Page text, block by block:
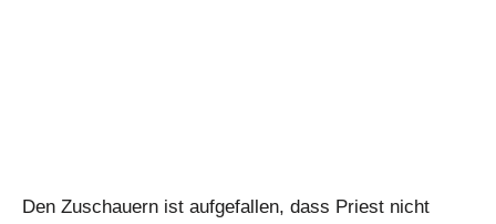
Den Zuschauern ist aufgefallen, dass Priest nicht